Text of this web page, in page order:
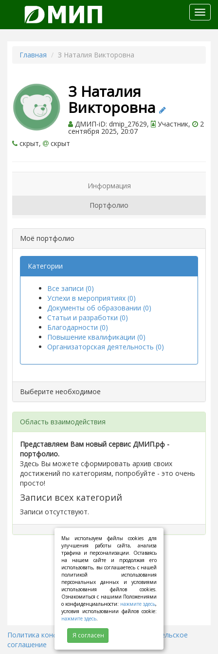
меню
Главная З Наталия Викторовна
З Наталия
Викторовна
ДМИП-iD: dmip_27629, Участник, 2
сентября 2025, 20:07
скрыт,
скрыт
Информация
Портфолио
Моё портфолио
Категории
Все записи (0)
Успехи в мероприятиях (0)
Документы об образовании (0)
Статьи и разработки (0)
Благодарности (0)
Повышение квалификации (0)
Организаторская деятельность (0)
Выберите необходимое
Область взаимодействия
Представляем Вам новый сервис ДМИП.рф -
портфолио.
Здесь Вы можете сформировать архив своих
достижений по категориям, попробуйте - это очень
просто!
Записи всех категорий
Записи отсутствуют.
Политика конфиденциальности
Пользовательское
соглашение
Мы используем файлы cookies для
улучшения работы сайта, анализа
трафика и персонализации. Оставаясь
на нашем сайте и продолжая его
использовать, вы соглашаетесь с нашей
политикой использования
персональных данных и условиями
использования файлов cookies.
Ознакомиться с нашими Положениями
о конфиденциальности: нажмите здесь,
условия использовании файлов cookie:
нажмите здесь.
Я согласен